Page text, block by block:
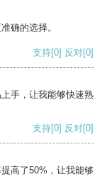
确的选择。
支持[0] 反对[0]
手，让我能够快速熟
支持[0] 反对[0]
高了50%，让我能够